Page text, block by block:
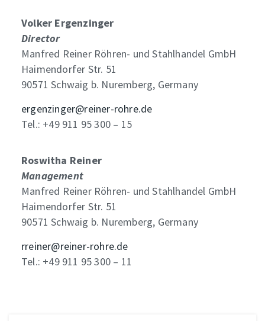
Volker Ergenzinger
Director
Manfred Reiner Röhren- und Stahlhandel GmbH
Haimendorfer Str. 51
90571 Schwaig b. Nuremberg, Germany
ergenzinger@reiner-rohre.de
Tel.: +49 911 95 300 – 15
Roswitha Reiner
Management
Manfred Reiner Röhren- und Stahlhandel GmbH
Haimendorfer Str. 51
90571 Schwaig b. Nuremberg, Germany
rreiner@reiner-rohre.de
Tel.: +49 911 95 300 – 11